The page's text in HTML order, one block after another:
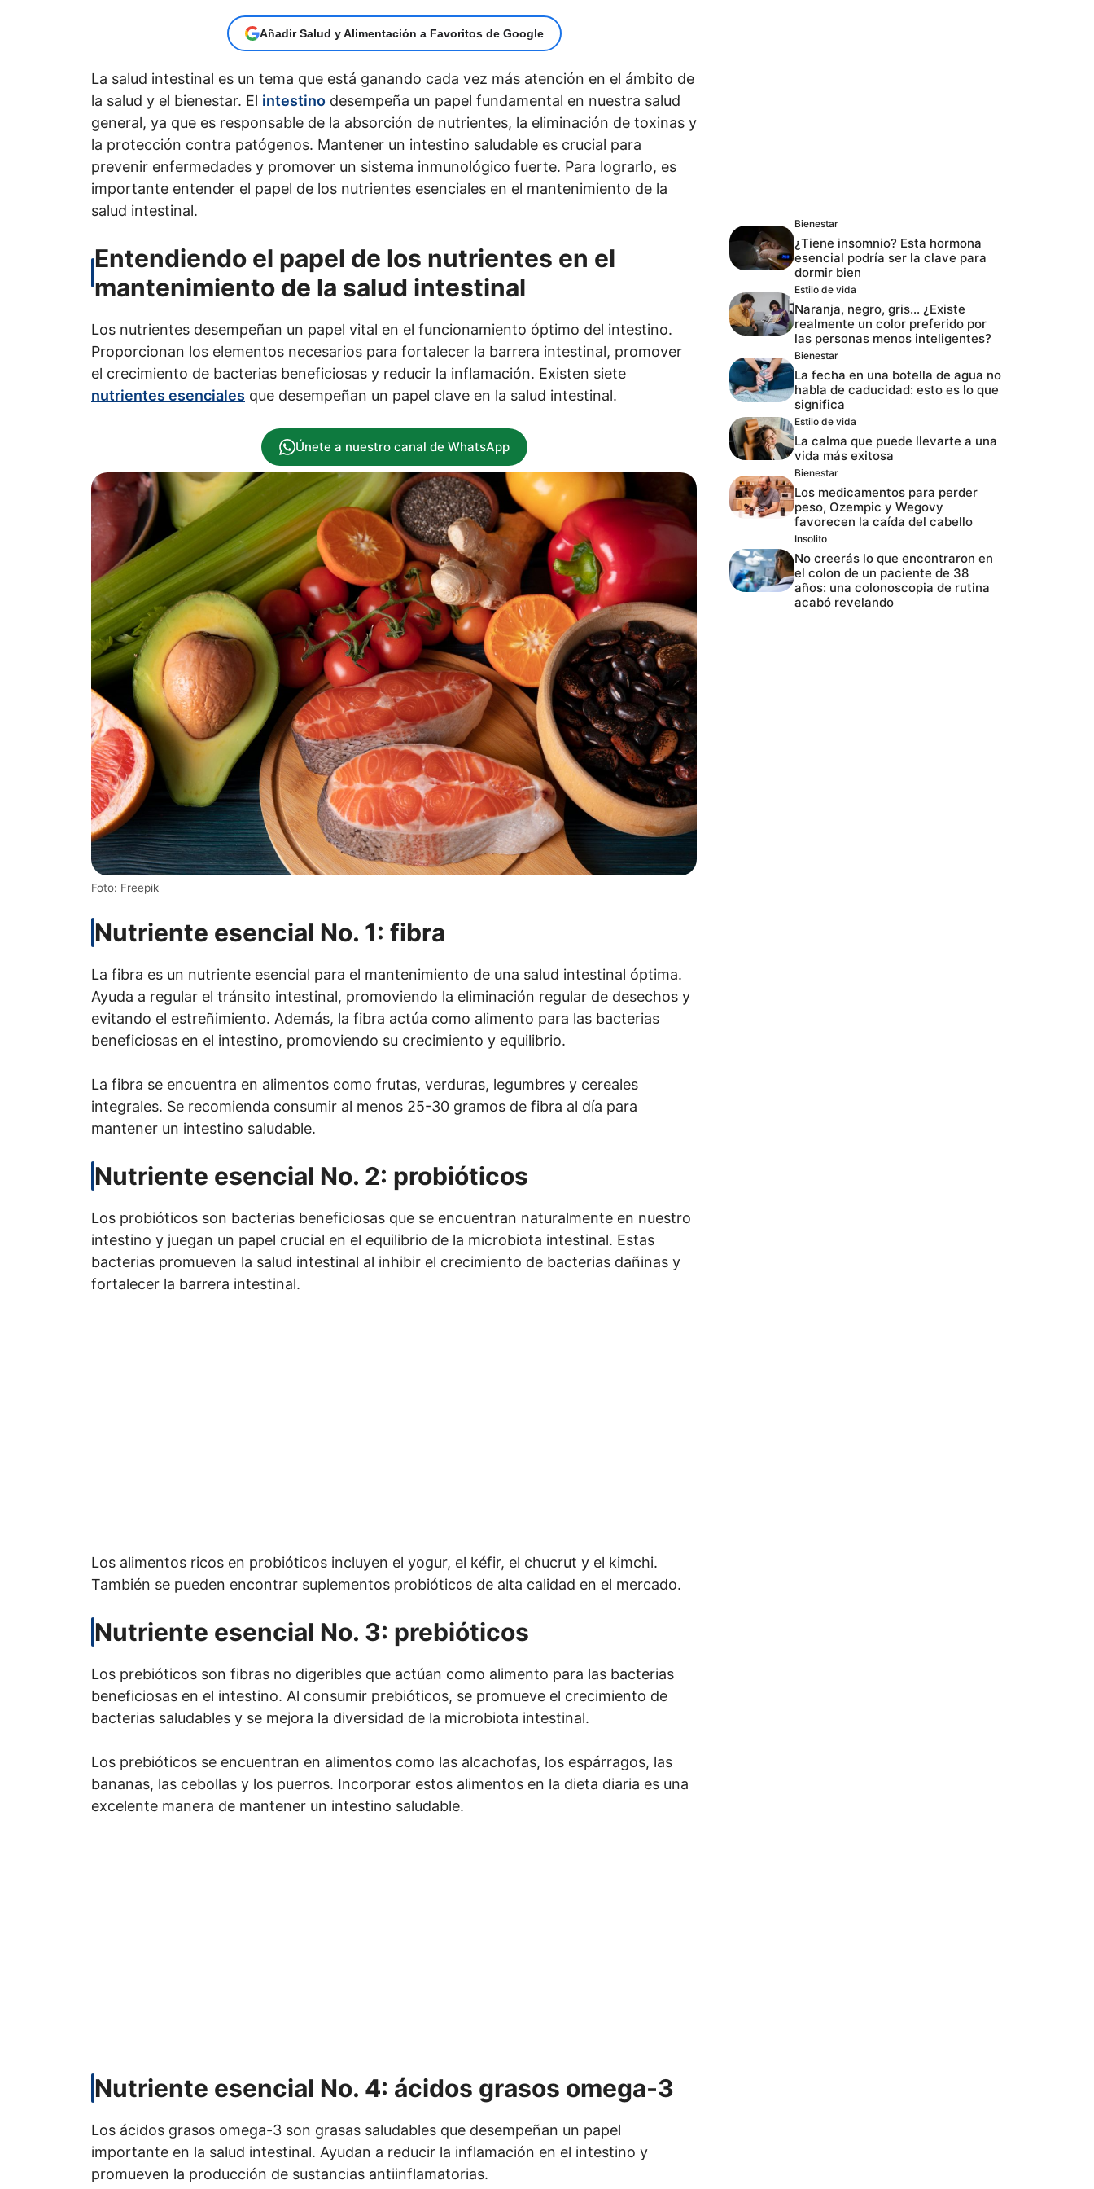
Añadir Salud y Alimentación a Favoritos de Google
La salud intestinal es un tema que está ganando cada vez más atención en el ámbito de
la salud y el bienestar. El intestino desempeña un papel fundamental en nuestra salud
general, ya que es responsable de la absorción de nutrientes, la eliminación de toxinas y
la protección contra patógenos. Mantener un intestino saludable es crucial para
prevenir enfermedades y promover un sistema inmunológico fuerte. Para lograrlo, es
importante entender el papel de los nutrientes esenciales en el mantenimiento de la
salud intestinal.
Entendiendo el papel de los nutrientes en el
mantenimiento de la salud intestinal
Los nutrientes desempeñan un papel vital en el funcionamiento óptimo del intestino.
Proporcionan los elementos necesarios para fortalecer la barrera intestinal, promover
el crecimiento de bacterias beneficiosas y reducir la inflamación. Existen siete
nutrientes esenciales que desempeñan un papel clave en la salud intestinal.
Únete a nuestro canal de WhatsApp
Foto: Freepik
Nutriente esencial No. 1: fibra
La fibra es un nutriente esencial para el mantenimiento de una salud intestinal óptima.
Ayuda a regular el tránsito intestinal, promoviendo la eliminación regular de desechos y
evitando el estreñimiento. Además, la fibra actúa como alimento para las bacterias
beneficiosas en el intestino, promoviendo su crecimiento y equilibrio.
La fibra se encuentra en alimentos como frutas, verduras, legumbres y cereales
integrales. Se recomienda consumir al menos 25-30 gramos de fibra al día para
mantener un intestino saludable.
Nutriente esencial No. 2: probióticos
Los probióticos son bacterias beneficiosas que se encuentran naturalmente en nuestro
intestino y juegan un papel crucial en el equilibrio de la microbiota intestinal. Estas
bacterias promueven la salud intestinal al inhibir el crecimiento de bacterias dañinas y
fortalecer la barrera intestinal.
Los alimentos ricos en probióticos incluyen el yogur, el kéfir, el chucrut y el kimchi.
También se pueden encontrar suplementos probióticos de alta calidad en el mercado.
Nutriente esencial No. 3: prebióticos
Los prebióticos son fibras no digeribles que actúan como alimento para las bacterias
beneficiosas en el intestino. Al consumir prebióticos, se promueve el crecimiento de
bacterias saludables y se mejora la diversidad de la microbiota intestinal.
Los prebióticos se encuentran en alimentos como las alcachofas, los espárragos, las
bananas, las cebollas y los puerros. Incorporar estos alimentos en la dieta diaria es una
excelente manera de mantener un intestino saludable.
Nutriente esencial No. 4: ácidos grasos omega-3
Los ácidos grasos omega-3 son grasas saludables que desempeñan un papel
importante en la salud intestinal. Ayudan a reducir la inflamación en el intestino y
promueven la producción de sustancias antiinflamatorias.
Bienestar
¿Tiene insomnio? Esta hormona
esencial podría ser la clave para
dormir bien
Estilo de vida
Naranja, negro, gris… ¿Existe
realmente un color preferido por
las personas menos inteligentes?
Bienestar
La fecha en una botella de agua no
habla de caducidad: esto es lo que
significa
Estilo de vida
La calma que puede llevarte a una
vida más exitosa
Bienestar
Los medicamentos para perder
peso, Ozempic y Wegovy
favorecen la caída del cabello
Insolito
No creerás lo que encontraron en
el colon de un paciente de 38
años: una colonoscopia de rutina
acabó revelando